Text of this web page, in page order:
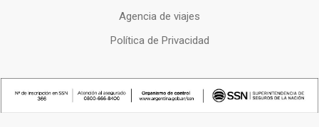
Agencia de viajes
Política de Privacidad